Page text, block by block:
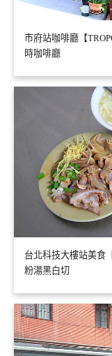
市府站咖啡廳【
時咖啡廳
台北科技大樓站美食
粉湯黑白切